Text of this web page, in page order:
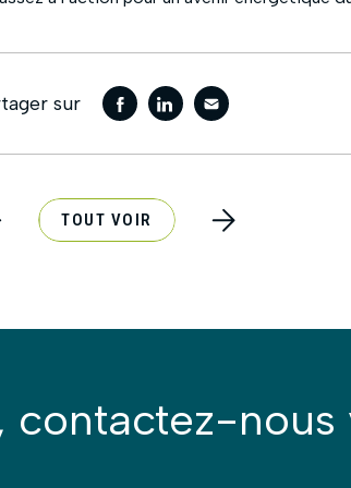
sur
TOUT VOIR
contactez-nous